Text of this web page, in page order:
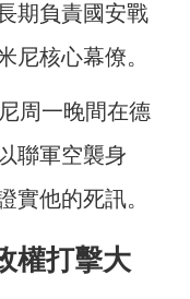
期負責國安戰
尼核心幕僚。
周一晚間在德
聯軍空襲身
實他的死訊。
權打擊大